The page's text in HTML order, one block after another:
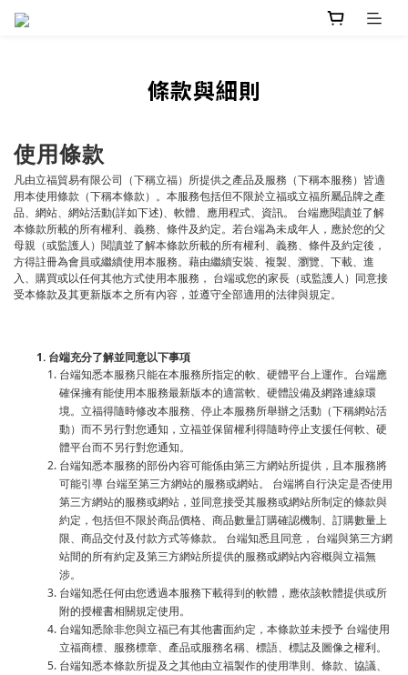
條款與細則
使用條款
凡由立福貿易有限公司（下稱立福）所提供之產品及服務（下稱本服務）皆適
用本使用條款（下稱本條款）。本服務包括但不限於立福或立福所屬品牌之產
品、網站、網站活動(詳如下述)、軟體、應用程式、資訊。 台端應閱讀並了解
本條款所載的所有權利、義務、條件及約定。若台端為未成年人，應於您的父
母親（或監護人）閱讀並了解本條款所載的所有權利、義務、條件及約定後，
方得註冊為會員或繼續使用本服務。藉由繼續安裝、複製、瀏覽、下載、進
入、購買或以任何其他方式使用本服務， 台端或您的家長（或監護人）同意接
受本條款及其更新版本之所有內容，並遵守全部適用的法律與規定。
1. 台端充分了解並同意以下事項
台端知悉本服務只能在本服務所指定的軟、硬體平台上運作。台端應
確保擁有能使用本服務最新版本的適當軟、硬體設備及網路連線環
境。立福得隨時修改本服務、停止本服務所舉辦之活動（下稱網站活
動）而不另行對您通知，立福並保留權利得隨時停止支援任何軟、硬
體平台而不另行對您通知。
台端知悉本服務的部份內容可能係由第三方網站所提供，且本服務將
可能引導 台端至第三方網站的服務或網站。 台端將自行決定是否使用
第三方網站的服務或網站，並同意接受其服務或網站所制定的條款與
約定，包括但不限於商品價格、商品數量訂購確認機制、訂購數量上
限、商品交付及付款方式等條款。 台端知悉且同意， 台端與第三方網
站間的所有約定及第三方網站所提供的服務或網站內容概與立福無
涉。
台端知悉任何由您透過本服務下載得到的軟體，應依該軟體提供或所
附的授權書相關規定使用。
台端知悉除非您與立福已有其他書面約定，本條款並未授予 台端使用
立福商標、服務標章、產品或服務名稱、標語、標誌及圖像之權利。
台端知悉本條款所提及之其他由立福製作的使用準則、條款、協議、